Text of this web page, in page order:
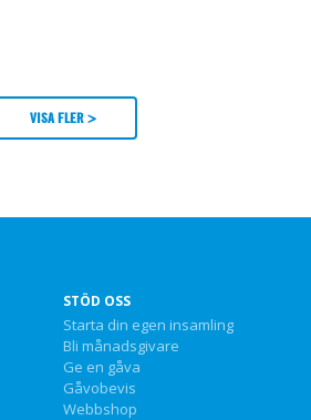
VISA FLER >
STÖD OSS
Starta din egen insamling
Bli månadsgivare
Ge en gåva
Gåvobevis
Webbshop